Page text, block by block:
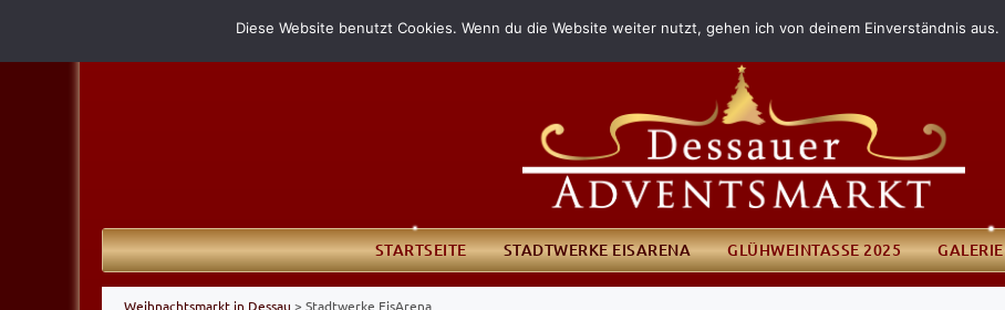
STARTSEITE STADTWERKE EISARENA GLÜHWEINTASSE 2025 GALERIE
Weihnachtsmarkt in Dessau > Stadtwerke EisArena
Diese Website benutzt Cookies. Wenn du die Website weiter nutzt, gehen ich von deinem Einverständnis aus.